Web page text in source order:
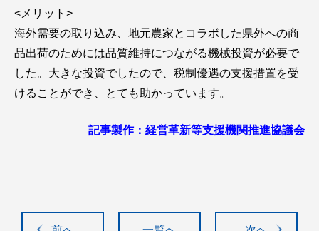
<メリット>
海外需要の取り込み、地元農家とコラボした県外への商
品出荷のためには品質維持につながる機械投資が必要で
した。大きな投資でしたので、税制優遇の支援措置を受
けることができ、とても助かっています。
記事製作：経営革新等支援機関推進協議会